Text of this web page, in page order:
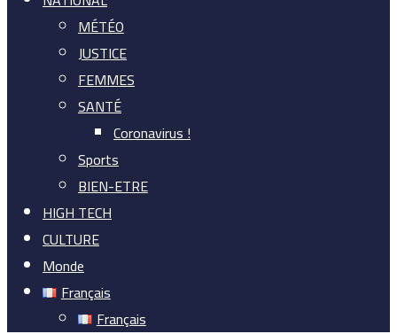
MÉTÉO
JUSTICE
FEMMES
SANTÉ
Coronavirus !
Sports
BIEN-ETRE
HIGH TECH
CULTURE
Monde
Français
Français